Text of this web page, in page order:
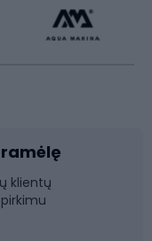
klientų